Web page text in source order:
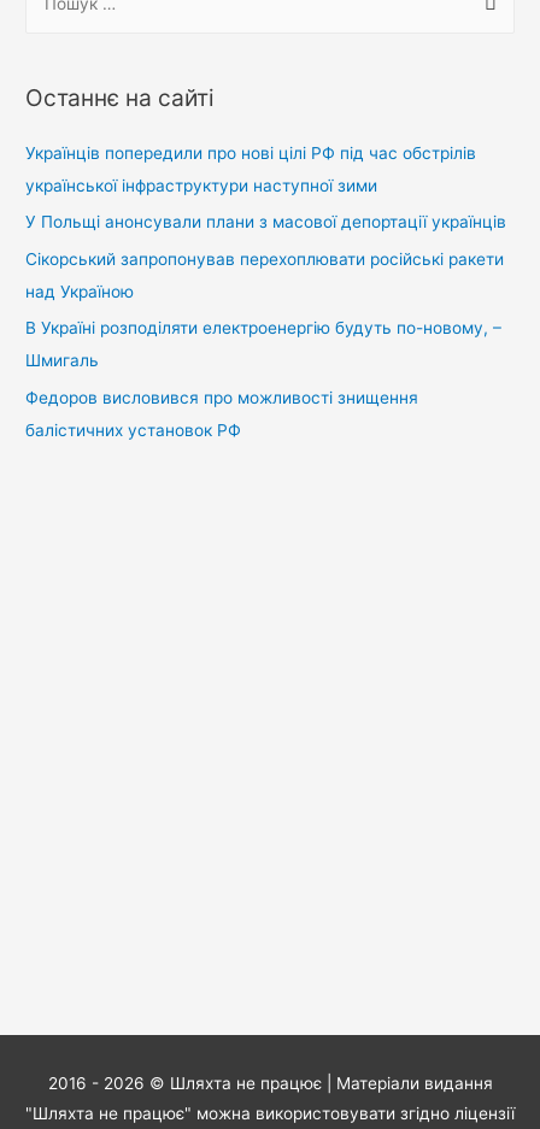
у
:
Останнє на сайті
Українців попередили про нові цілі РФ під час обстрілів
української інфраструктури наступної зими
У Польщі анонсували плани з масової депортації українців
Сікорський запропонував перехоплювати російські ракети
над Україною
В Україні розподіляти електроенергію будуть по-новому, –
Шмигаль
Федоров висловився про можливості знищення
балістичних установок РФ
2016 - 2026 © Шляхта не працює| Матеріали видання
"Шляхта не працює" можна використовувати згідно ліцензії